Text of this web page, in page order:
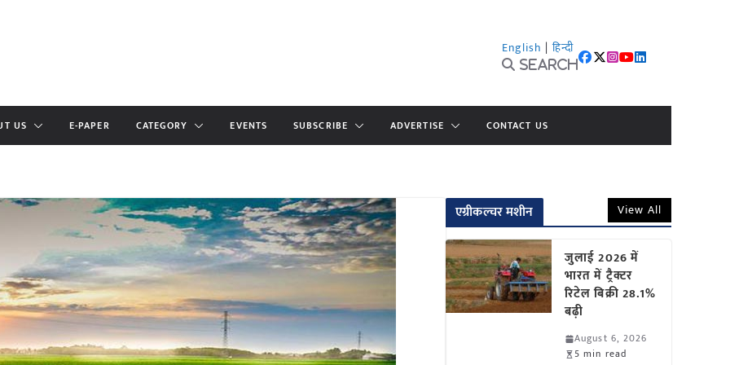
English | हिन्दी
Search
US E-PAPER CATEGORY EVENTS SUBSCRIBE ADVERTISE CONTACT US
एग्रीकल्चर मशीन View All
जुलाई 2026 में
भारत में ट्रैक्टर
रिटेल बिक्री 28.1%
बढ़ी
August 6, 2026
5 min read